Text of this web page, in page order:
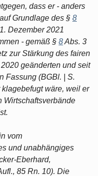
dass er - anders
Grundlage des § 8
Dezember 2021
- gemäß § 8Abs. 3
zur Stärkung des fairen
geänderten und seit
Fassung (BGBl. | S.
wäre, weil er
Wirtschaftsverbände
vom
und unabhängiges
Eberhard,
85 Rn. 10). Die